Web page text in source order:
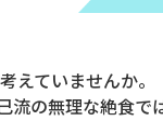
えていませんか
流の無理な絶食